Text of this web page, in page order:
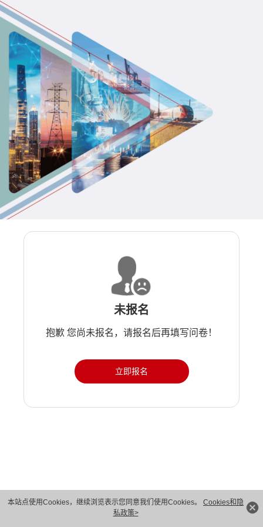
本站点使用Cookies，继续浏览表示您同意我们使用Cookies。 Cookies和隐
私政策>
未报名
抱歉 您尚未报名，请报名后再填写问卷！
立即报名